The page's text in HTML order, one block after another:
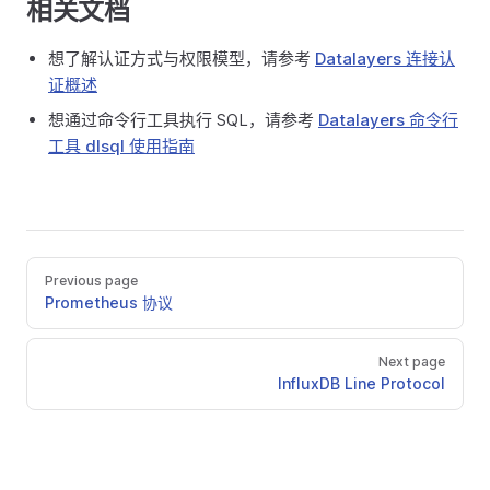
相关文档
想了解认证方式与权限模型，请参考 Datalayers 连接认
证概述
想通过命令行工具执行 SQL，请参考 Datalayers 命令行
工具 dlsql 使用指南
Previous page
Prometheus 协议
Next page
InfluxDB Line Protocol